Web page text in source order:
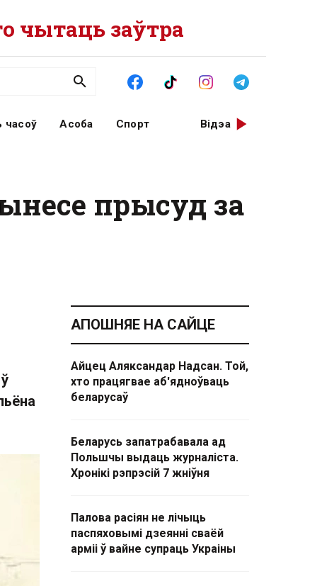
чытаць заўтра
часоў Асоба Спорт Відэа
прысуд за
АПОШНЯЕ НА САЙЦЕ
Айцец Аляксандар Надсан. Той,
хто працягвае аб'ядноўваць
беларусаў
Беларусь запатрабавала ад
Польшчы выдаць журналіста.
Хронікі рэпрэсій 7 жніўня
Палова расіян не лічыць
паспяховымі дзеянні сваёй
арміі ў вайне супраць Украіны